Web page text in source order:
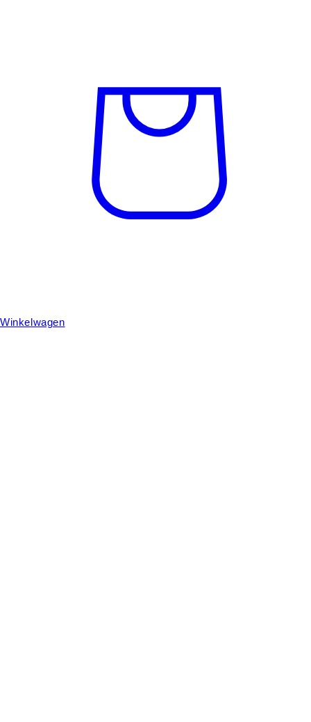
Winkelwagen